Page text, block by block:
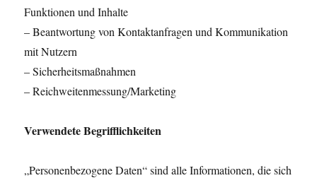
Funktionen und Inhalte
– Beantwortung von Kontaktanfragen und Kommunikation
mit Nutzern
– Sicherheitsmaßnahmen
– Reichweitenmessung/Marketing
Verwendete Begrifflichkeiten
„Personenbezogene Daten“ sind alle Informationen, die sich